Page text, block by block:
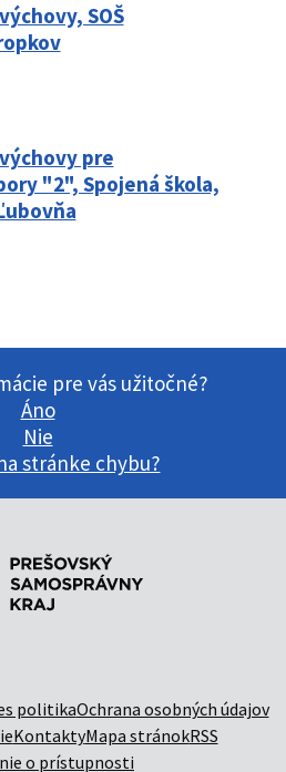
SOŠ
pre
"2", Spojená škola,
pre vás užitočné?
Áno
Nie
stránke chybu?
politikaOchrana osobných údajov
KontaktyMapa stránokRSS
o prístupnosti